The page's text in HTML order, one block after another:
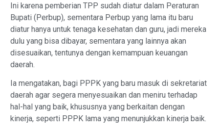
Ini karena pemberian TPP sudah diatur dalam Peraturan
Bupati (Perbup), sementara Perbup yang lama itu baru
diatur hanya untuk tenaga kesehatan dan guru, jadi mereka
dulu yang bisa dibayar, sementara yang lainnya akan
disesuaikan, tentunya dengan kemampuan keuangan
daerah.
Ia mengatakan, bagi PPPK yang baru masuk di sekretariat
daerah agar segera menyesuaikan dan meniru terhadap
hal-hal yang baik, khususnya yang berkaitan dengan
kinerja, seperti PPPK lama yang menunjukkan kinerja baik.